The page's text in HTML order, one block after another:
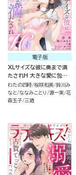
電子版
XLサイズな彼に奥まで満
たされH 大きな愛に包み
込まれる蜜夜 （3）
わたの四時 桜咲和美 鈴川み
なと ななみことり 源一実 花
森玉子 三廼